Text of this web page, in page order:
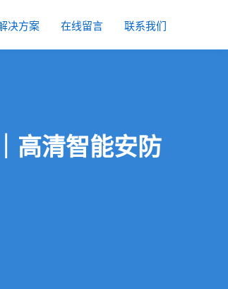
决方案 在线留言 联系我们
高清智能安防